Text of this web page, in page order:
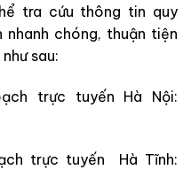
tra cứu thông tin quy
chóng, thuận tiện
sau:
trực tuyến Hà Nội:
trực tuyến Hà Tĩnh: